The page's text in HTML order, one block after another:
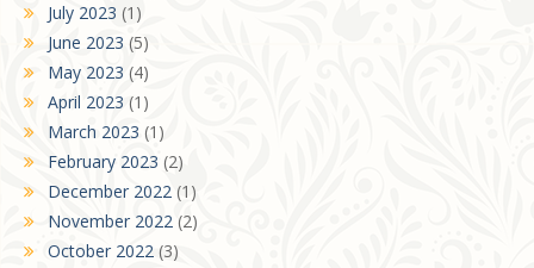
July 2023 (1)
June 2023 (5)
May 2023 (4)
April 2023 (1)
March 2023 (1)
February 2023 (2)
December 2022 (1)
November 2022 (2)
October 2022 (3)